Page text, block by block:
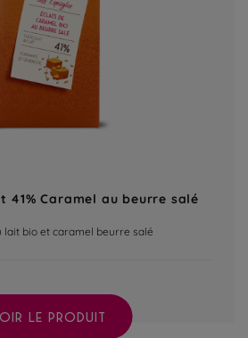
41% Caramel au beurre salé
lait bio et caramel beurre salé
LE PRODUIT